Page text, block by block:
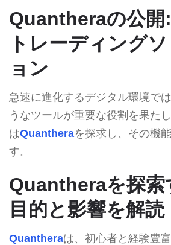
Quantheraの公開
トレーディング
ョン
急速に進化するデジタル環境では
うなツールが重要な役割を果た
はQuantheraを探求し、その機
す。
Quantheraを探索
目的と影響を解読
Quantheraは、初心者と経験豊